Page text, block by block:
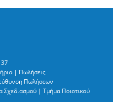
| Πωλήσεις
Πωλήσεων
| Τμήμα Ποιοτικού